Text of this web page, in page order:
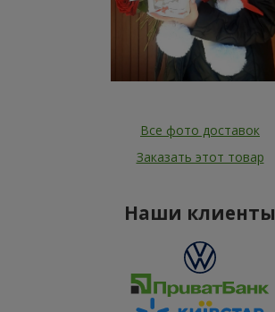
Все фото доставок
Заказать этот товар
Наши клиенты